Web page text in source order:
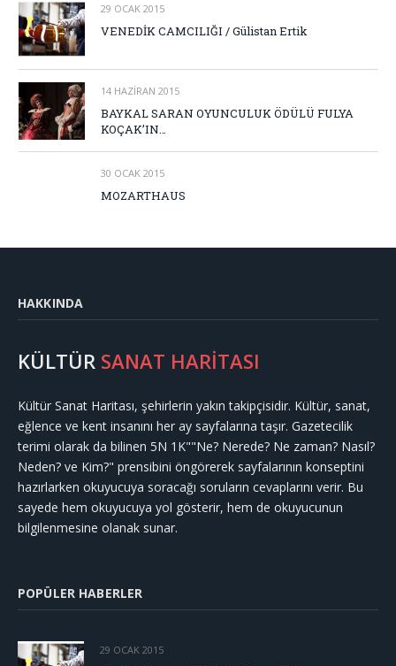
29 OCAK 2015
VENEDİK CAMCILIĞI / Gülistan Ertik
14 HAZIRAN 2015
BAYKAL SARAN OYUNCULUK ÖDÜLÜ FULYA
KOÇAK’IN…
30 OCAK 2015
MOZARTHAUS
HAKKINDA
KÜLTÜR SANAT HARİTASI
Kültür Sanat Haritası, şehirlerin yakın takipçisidir. Kültür, sanat,
eğlence ve kent insanını her ay sayfalarına taşır. Gazetecilik
terimi olarak da bilinen 5N 1K""Ne? Nerede? Ne zaman? Nasıl?
Neden? ve Kim?" prensibini öngörerek sayfalarının konseptini
hazırlarken okuyucuya soracağı soruların cevaplarını verir. Bu
sayede hem okuyucuya yol gösterir, hem de okuyucunun
bilgilenmesine olanak sunar.
POPÜLER HABERLER
29 OCAK 2015